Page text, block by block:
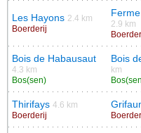
Les Hayons 2.4 km
Boerderij
2.9 km
Bois de Habausaut
4.3 km
Bos(sen)
Bois
km
Thirifays 4.6 km
Boerderij